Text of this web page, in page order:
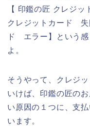
【 印鑑の匠 クレジ
クレジットカード 失
ド エラー】という感
よ。
そうやって、クレジ
いけば、印鑑の匠の
い原因の１つに、支
います。